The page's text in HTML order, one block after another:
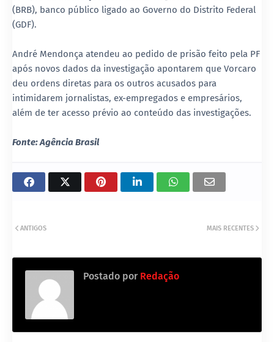
(BRB), banco público ligado ao Governo do Distrito Federal
(GDF).
André Mendonça atendeu ao pedido de prisão feito pela PF
após novos dados da investigação apontarem que Vorcaro
deu ordens diretas para os outros acusados para
intimidarem jornalistas, ex-empregados e empresários,
além de ter acesso prévio ao conteúdo das investigações.
Fonte: Agência Brasil
MAIS RECENTES
ANTIGOS
Postado por Redação